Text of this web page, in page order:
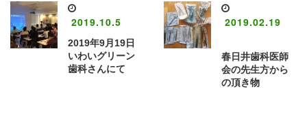
2019.10.5
2019年9月19日
いわいグリーン
歯科さんにて
2019.02.19
春日井歯科医師
会の先生方から
の頂き物